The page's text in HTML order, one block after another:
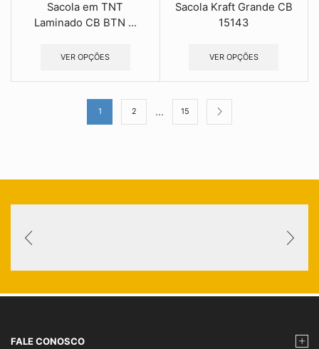
Sacola em TNT
Laminado CB BTN ...
VER OPÇÕES
Sacola Kraft Grande CB
15143
VER OPÇÕES
1 2 … 15
FALE CONOSCO